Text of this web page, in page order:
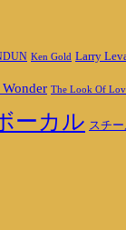
Ken Gold Larry
Wonder The Look Of
ーカル スチ